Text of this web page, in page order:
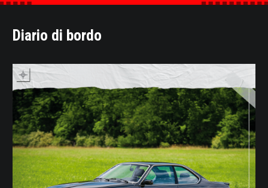
Diario di bordo